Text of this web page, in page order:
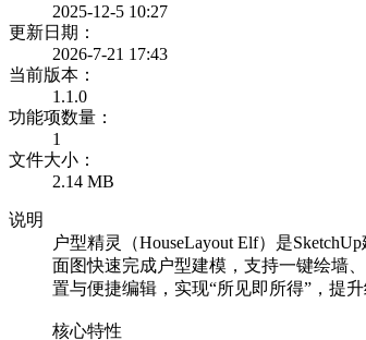
2025-12-5 10:27
更新日期：
2026-7-21 17:43
当前版本：
1.1.0
功能项数量：
1
文件大小：
2.14 MB
说明
户型精灵（HouseLayout Elf）是
面图快速完成户型建模，支持一键绘墙
置与便捷编辑，实现“所见即所得”，提升
核心特性